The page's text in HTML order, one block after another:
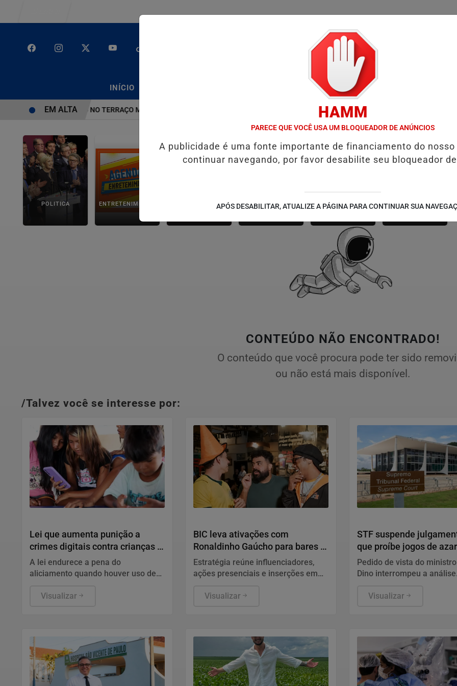
INÍCIO COLUNAS / EMPREGOS
UZIEL BUENO NO TERRAÇO MINEIRO SALVADOR RECEBE A SMART FIT RUN EM AGOSTO: ESPORTE, SAÚDE E LAZER NA ORLA
EM ALTA
POLITICA ENTRETENIMENTO SALVADOR AQUI! SÃO JOÃO 2.6
NOTÍCIAS
FUTEBOL
CONTEÚDO NÃO ENCONTRADO!
O conteúdo que você procura pode ter sido
ou não está mais disponível.
/Talvez você se interesse por:
Lei que aumenta punição a
crimes digitais contra crianças é
sancionada
A lei endurece a pena do
aliciamento quando houver uso de
perfis falsos, promessa de
Visualizar
BIC leva ativações com
Ronaldinho Gaúcho para bares e
mídia
Estratégia reúne influenciadores,
ações presenciais e inserções em
divulgação da linha BIC Flex 3 e da
Visualizar
STF suspende
que proíbe jogos de azar
Pedido de vista do
Dino interrompeu a
foi definida.
Visualizar
HAMM
PARECE QUE VOCÊ USA UM BLOQUEADOR DE ANÚNCIOS
A publicidade é uma fonte importante de financiamento do
continuar navegando, por favor desabilite seu bloqueador
APÓS DESABILITAR, ATUALIZE A PÁGINA PARA CONTINUAR SUA